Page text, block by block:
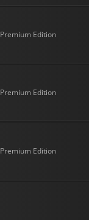
Premium Edition
Premium Edition
Premium Edition